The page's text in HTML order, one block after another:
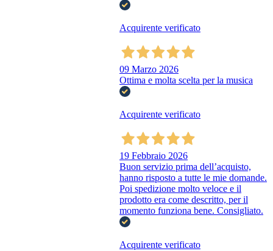
Acquirente verificato
09 Marzo 2026
Ottima e molta scelta per la musica
Acquirente verificato
19 Febbraio 2026
Buon servizio prima dell’acquisto,
hanno risposto a tutte le mie domande.
Poi spedizione molto veloce e il
prodotto era come descritto, per il
momento funziona bene. Consigliato.
Acquirente verificato